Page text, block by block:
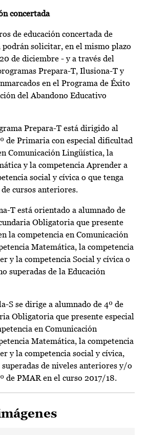
concertada
de educación concertada de
solicitar, en el mismo plazo
de diciembre - y a través del
Prepara-T, Ilusiona-T y
en el Programa de Éxito
del Abandono Educativo
Prepara-T está dirigido al
de Primaria con especial dificultad
Comunicación Lingüística, la
y la competencia Aprender a
social y cívica o que tenga
cursos anteriores.
T está orientado a alumnado de
Obligatoria que presente
la competencia en Comunicación
Matemática, la competencia
y la competencia Social y cívica o
superadas de la Educación
S se dirige a alumnado de 4º de
Obligatoria que presente especial
en Comunicación
Matemática, la competencia
y la competencia social y cívica,
de niveles anteriores y/o
de PMAR en el curso 2017/18.